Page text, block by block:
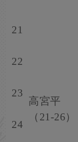
21
高宮平
（21-26）
22
23
24